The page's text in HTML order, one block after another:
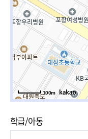
100m
학급/아동